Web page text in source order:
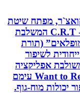
מפתח שיטת
C.R.T - Cognitive Reaction Training המשלבת
(תורת
לשיפור
אפליקציה
ייחודית וערכה ייעודיות בשם: Want to React עימם
מוח-גוף.